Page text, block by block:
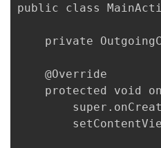
public class
private
    @Override
protected void